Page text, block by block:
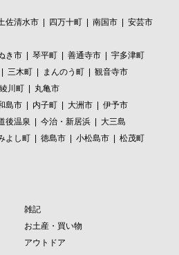
佐清水市 四万十町 南国市
安芸市
き市 琴平町 善通寺市
宇多津町
三木町 まんのう町
観音寺市
綾川町
丸亀市
島市 内子町 大洲市
伊予市
後温泉 今治・新居浜
大三島
よし町 徳島市 小松島市
松茂町
雑記
お土産・買い物
アウトドア